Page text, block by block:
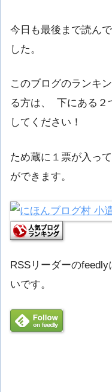
今日も最後まで読ん
した。
このブログのランキ
る方は、 下にある２
してください！
ため蔵に１票が入っ
ができます。
RSSリーダーの
いです。